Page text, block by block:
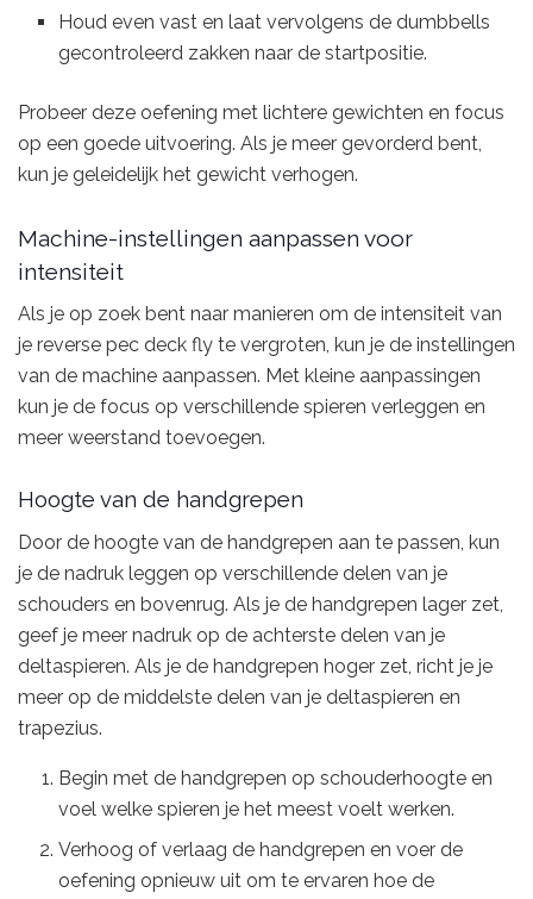
Houd even vast en laat vervolgens de dumbbells
gecontroleerd zakken naar de startpositie.
Probeer deze oefening met lichtere gewichten en focus
op een goede uitvoering. Als je meer gevorderd bent,
kun je geleidelijk het gewicht verhogen.
Machine-instellingen aanpassen voor
intensiteit
Als je op zoek bent naar manieren om de intensiteit van
je reverse pec deck fly te vergroten, kun je de instellingen
van de machine aanpassen. Met kleine aanpassingen
kun je de focus op verschillende spieren verleggen en
meer weerstand toevoegen.
Hoogte van de handgrepen
Door de hoogte van de handgrepen aan te passen, kun
je de nadruk leggen op verschillende delen van je
schouders en bovenrug. Als je de handgrepen lager zet,
geef je meer nadruk op de achterste delen van je
deltaspieren. Als je de handgrepen hoger zet, richt je je
meer op de middelste delen van je deltaspieren en
trapezius.
Begin met de handgrepen op schouderhoogte en
voel welke spieren je het meest voelt werken.
Verhoog of verlaag de handgrepen en voer de
oefening opnieuw uit om te ervaren hoe de